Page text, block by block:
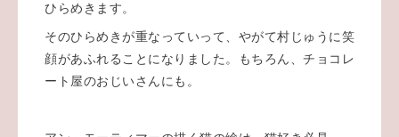
ひらめきます。
そのひらめきが重なっていって、やがて村じゅうに笑
顔があふれることになりました。もちろん、チョコレ
ート屋のおじいさんにも。